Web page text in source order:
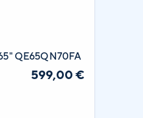
QE65QN70FA
599,00 €